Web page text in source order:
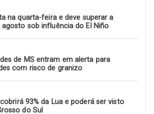
na quarta-feira e deve superar a
sob influência do El Niño
de MS entram em alerta para
com risco de granizo
93% da Lua e poderá ser visto
do Sul